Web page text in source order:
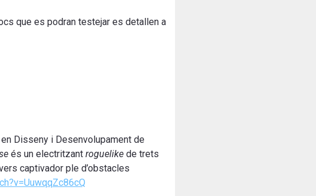
que es podran testejar es detallen a
Disseny i Desenvolupament de
és un electritzant roguelike de trets
captivador ple d’obstacles